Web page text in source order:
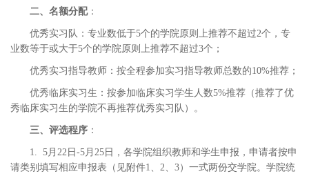
二、名额分配：
优秀实习队：专业数低于5个的学院原则上推荐不超过2个，专
业数等于或大于5个的学院原则上推荐不超过3个；
优秀实习指导教师：按全程参加实习指导教师总数的10%推荐；
优秀临床实习生：按参加临床实习学生人数5%推荐（推荐了优
秀临床实习生的学院不再推荐优秀实习队）。
三、评选程序 ：
1. 5月22日-5月25日，各学院组织教师和学生申报，申请者按申
请类别填写相应申报表（见附件1、2、3）一式两份交学院。学院统